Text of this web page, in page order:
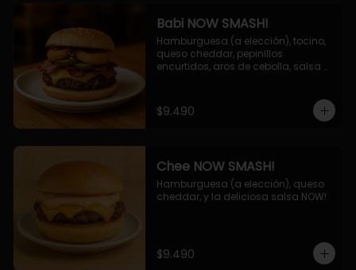
Babi NOW SMASH!
Hamburguesa (a elección), tocino,
queso cheddar, pepinillos
encurtidos, aros de cebolla, salsa
$9.490
Chee NOW SMASH!
Hamburguesa (a elección), queso
cheddar, y la deliciosa salsa NOW!
$9.490